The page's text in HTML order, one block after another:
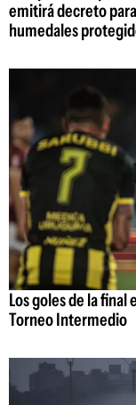
emitirá decreto
humedales
Los goles de la final
Torneo Intermedio